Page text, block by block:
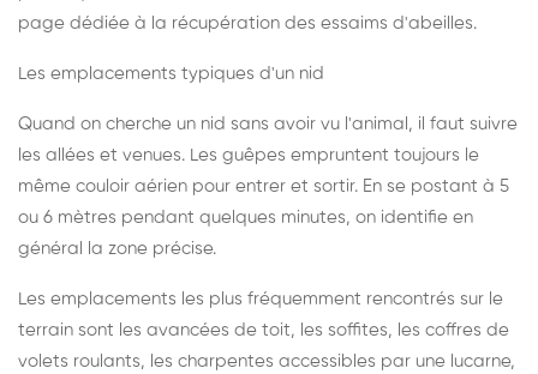
page dédiée à la récupération des essaims d'abeilles.
Les emplacements typiques d'un nid
Quand on cherche un nid sans avoir vu l'animal, il faut suivre
les allées et venues. Les guêpes empruntent toujours le
même couloir aérien pour entrer et sortir. En se postant à 5
ou 6 mètres pendant quelques minutes, on identifie en
général la zone précise.
Les emplacements les plus fréquemment rencontrés sur le
terrain sont les avancées de toit, les soffites, les coffres de
volets roulants, les charpentes accessibles par une lucarne,